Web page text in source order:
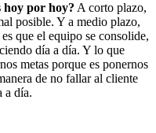
hoy por hoy? A corto plazo,
posible. Y a medio plazo,
que el equipo se consolide,
día a día. Y lo que
metas porque es ponernos
de no fallar al cliente
a día.